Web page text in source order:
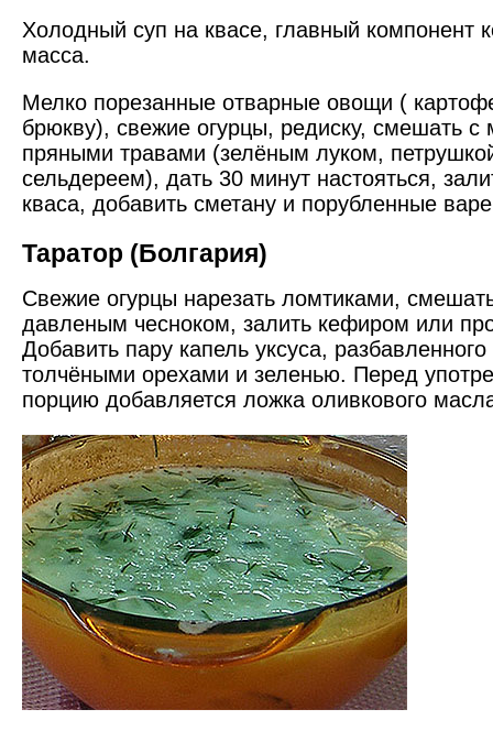
Холодный суп на квасе, главный компонент
масса.
Мелко порезанные отварные овощи (
брюкву), свежие огурцы, редиску, смешать с
пряными травами (зелёным луком,
сельдереем), дать 30 минут настояться,
кваса, добавить сметану и порубленные
Таратор (Болгария)
Свежие огурцы нарезать ломтиками,
давленым чесноком, залить кефиром или
Добавить пару капель уксуса,
толчёными орехами и зеленью. Перед
порцию добавляется ложка оливкового